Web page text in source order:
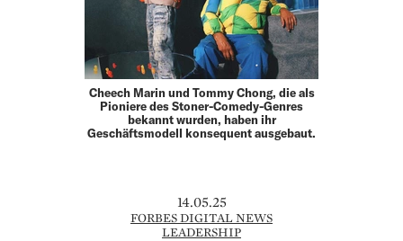
Cheech Marin und Tommy Chong, die als
Pioniere des Stoner-Comedy-Genres
bekannt wurden, haben ihr
Geschäftsmodell konsequent ausgebaut.
14.05.25
FORBES DIGITAL NEWS
LEADERSHIP